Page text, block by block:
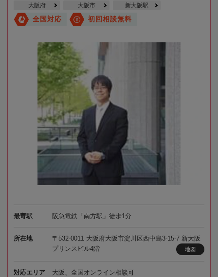
大阪府 大阪市 新大阪駅
全国対応 初回相談無料
最寄駅 阪急電鉄「南方駅」徒歩1分
所在地
〒532-0011 大阪府大阪市淀川区西中島3-15-7 新大阪
プリンスビル4階
地図
対応エリア 大阪、全国オンライン相談可